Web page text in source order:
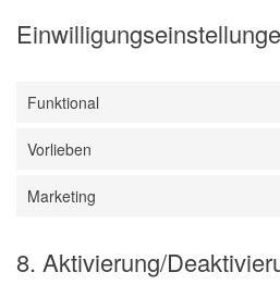
Funktional
Vorlieben
Marketing
8. Aktivierung/